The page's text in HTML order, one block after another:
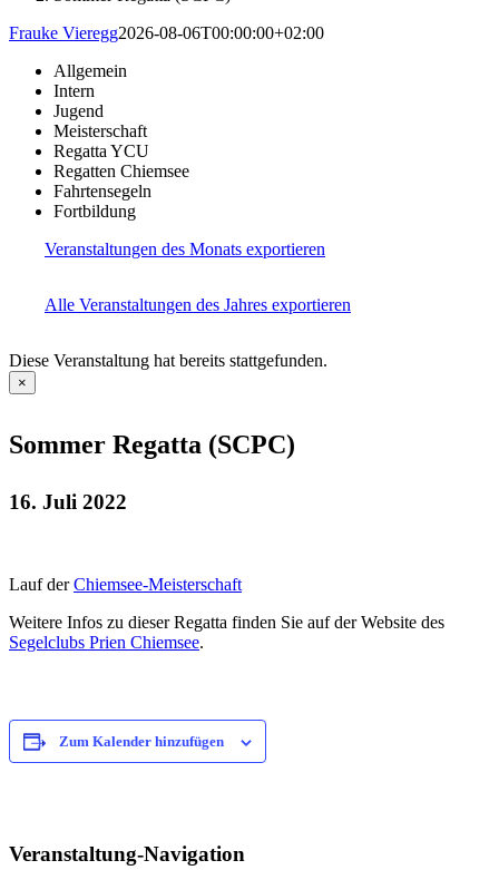
Frauke Vieregg2026-08-06T00:00:00+02:00
Allgemein
Intern
Jugend
Meisterschaft
Regatta YCU
Regatten Chiemsee
Fahrtensegeln
Fortbildung
Veranstaltungen des Monats exportieren
Alle Veranstaltungen des Jahres exportieren
Diese Veranstaltung hat bereits stattgefunden.
×
Sommer Regatta (SCPC)
16. Juli 2022
Lauf derChiemsee-Meisterschaft
Weitere Infos zu dieser Regatta finden Sie auf der Website des
Segelclubs Prien Chiemsee.
Zum Kalender hinzufügen
Veranstaltung-Navigation